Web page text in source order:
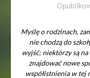
Myślę o rodzinach,
nie chodzą do
wyjść; niektórzy są
znajdować nowe
współistnienia w tej